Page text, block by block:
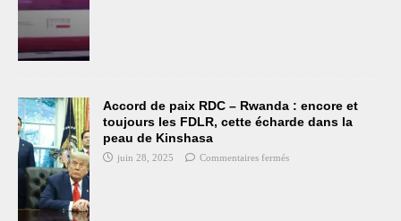
Accord de paix RDC – Rwanda : encore et
toujours les FDLR, cette écharde dans la
peau de Kinshasa
juin 28, 2025 Commentaires fermés